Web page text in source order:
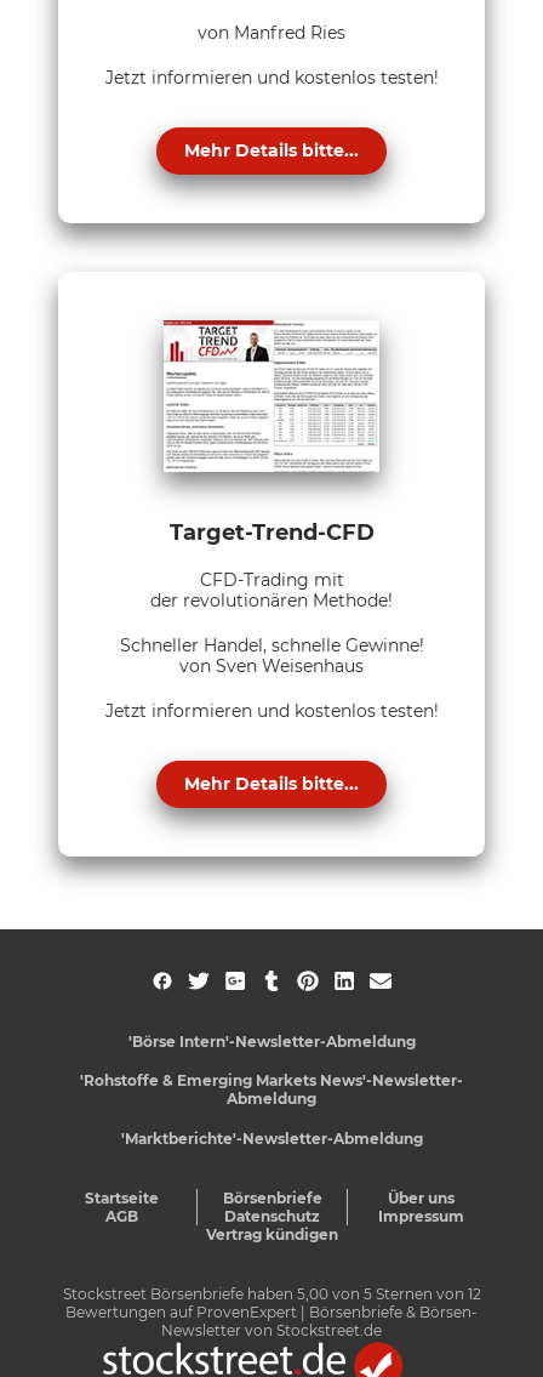
von Manfred Ries
Jetzt informieren und kostenlos testen!
Mehr Details bitte...
Target-Trend-CFD
CFD-Trading mit
der revolutionären Methode!
Schneller Handel, schnelle Gewinne!
von Sven Weisenhaus
Jetzt informieren und kostenlos testen!
Mehr Details bitte...
'Börse Intern'-Newsletter-Abmeldung
'Rohstoffe & Emerging Markets News'-Newsletter-
Abmeldung
'Marktberichte'-Newsletter-Abmeldung
Startseite Börsenbriefe
Über uns
AGB
Datenschutz
Impressum
Vertrag kündigen
Stockstreet Börsenbriefe haben 5,00von 5Sternen von 12
Bewertungen auf ProvenExpert
| Börsenbriefe & Börsen-
Newsletter von Stockstreet.de